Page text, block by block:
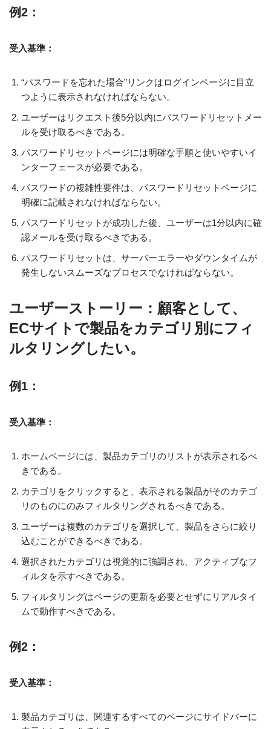
例2：
受入基準：
“パスワードを忘れた場合”リンクはログインページに目立
つように表示されなければならない。
ユーザーはリクエスト後5分以内にパスワードリセットメー
ルを受け取るべきである。
パスワードリセットページには明確な手順と使いやすいイ
ンターフェースが必要である。
パスワードの複雑性要件は、パスワードリセットページに
明確に記載されなければならない。
パスワードリセットが成功した後、ユーザーは1分以内に確
認メールを受け取るべきである。
パスワードリセットは、サーバーエラーやダウンタイムが
発生しないスムーズなプロセスでなければならない。
ユーザーストーリー：顧客として、
ECサイトで製品をカテゴリ別にフィ
ルタリングしたい。
例1：
受入基準：
ホームページには、製品カテゴリのリストが表示されるべ
きである。
カテゴリをクリックすると、表示される製品がそのカテゴ
リのものにのみフィルタリングされるべきである。
ユーザーは複数のカテゴリを選択して、製品をさらに絞り
込むことができるべきである。
選択されたカテゴリは視覚的に強調され、アクティブなフ
ィルタを示すべきである。
フィルタリングはページの更新を必要とせずにリアルタイ
ムで動作すべきである。
例2：
受入基準：
製品カテゴリは、関連するすべてのページにサイドバーに